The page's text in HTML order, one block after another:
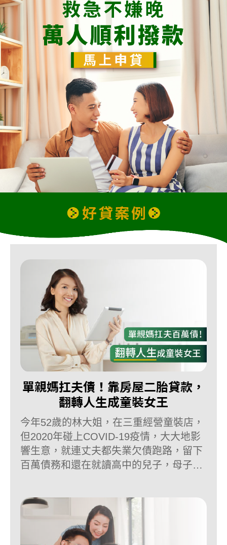
單親媽扛夫債！靠房屋二胎貸款，
翻轉人生成童裝女王
今年52歲的林大姐，在三重經營童裝店，
但2020年碰上COVID-19疫情，大大地影
響生意，就連丈夫都失業欠債跑路，留下
百萬債務和還在就讀高中的兒子，母子倆
拿去還債，或是支付日常支出⋯